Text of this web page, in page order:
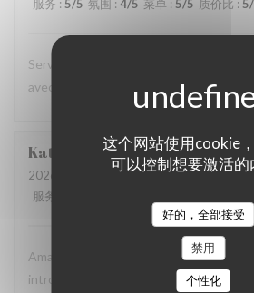
这个网站使用cookie
可以控制想要激活的
好的，全部接受
禁用
个性化
服务 : 5/5 氛围 : 4/5 菜单 : 5/5 质价比 : 5
Service impécable et une cuisine
avec plaisir quand on sera à Paris la
Katrina
2026-06-27
- 20:30 - 来宾 2
服务
Amazing food and friendly service! My
introduced to this restaurant by